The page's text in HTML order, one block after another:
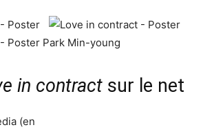
in contract sur le net
(en